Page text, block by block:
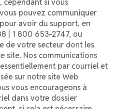
cependant si vous
pouvez communiquer
avoir du support, en
| 1 800 653-2747, ou
de votre secteur dont les
site. Nos communications
par courriel et
sur notre site Web
vous encourageons à
dans votre dossier